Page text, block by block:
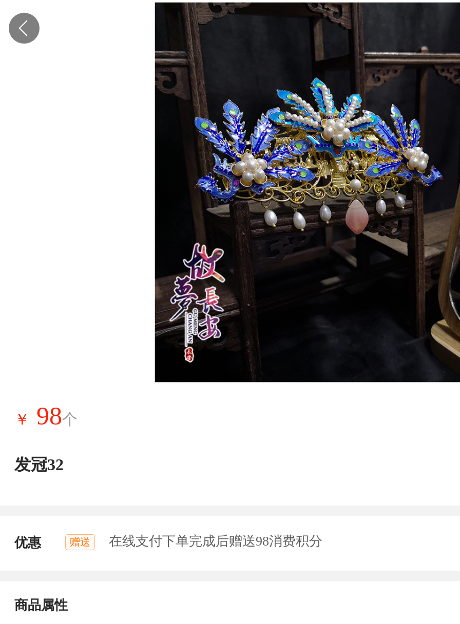
￥ 98个
发冠32
优惠 赠送 在线支付下单完成后赠送98消费积分
商品属性